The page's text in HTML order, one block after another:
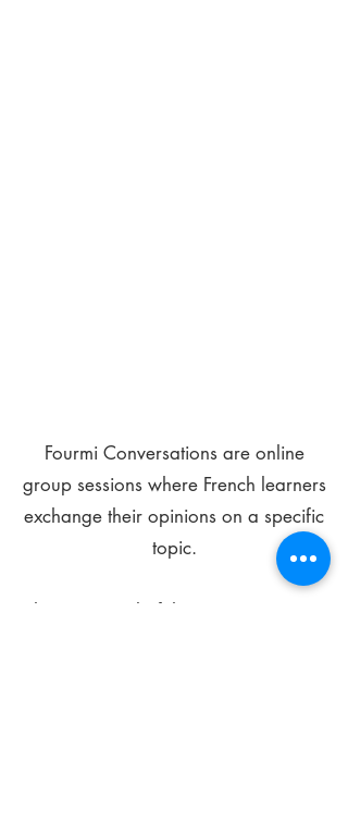
Fourmi Conversations are online
group sessions where French learners
exchange their opinions on a specific
topic.
The main goal of these meetings is to